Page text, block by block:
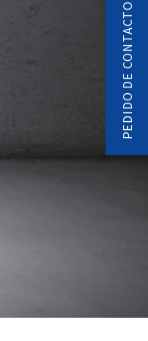
PEDIDO DE CONTACTO